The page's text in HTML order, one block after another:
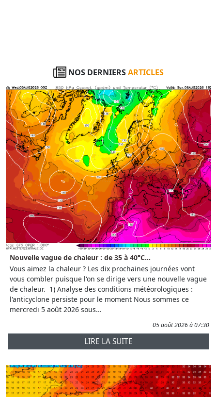
NOS DERNIERSARTICLES
Nouvelle vague de chaleur : de 35 à 40°C...
Vous aimez la chaleur ? Les dix prochaines journées vont
vous combler puisque l'on se dirige vers une nouvelle vague
de chaleur. 1) Analyse des conditions météorologiques :
l'anticyclone persiste pour le moment Nous sommes ce
mercredi 5 août 2026 sous...
05 août 2026 à 07:30
LIRE LA SUITE